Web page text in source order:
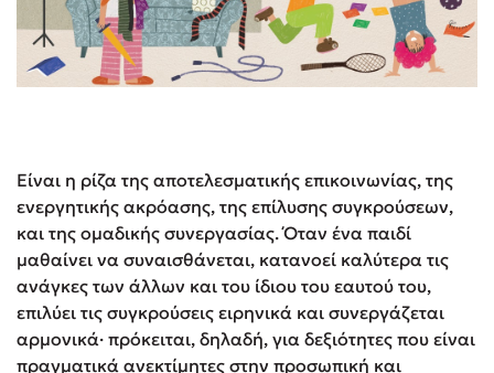
Είναι η ρίζα της αποτελεσματικής επικοινωνίας, της
ενεργητικής ακρόασης, της επίλυσης συγκρούσεων,
και της ομαδικής συνεργασίας. Όταν ένα παιδί
μαθαίνει να συναισθάνεται, κατανοεί καλύτερα τις
ανάγκες των άλλων και του ίδιου του εαυτού του,
επιλύει τις συγκρούσεις ειρηνικά και συνεργάζεται
αρμονικά· πρόκειται, δηλαδή, για δεξιότητες που είναι
πραγματικά ανεκτίμητες στην προσωπική και